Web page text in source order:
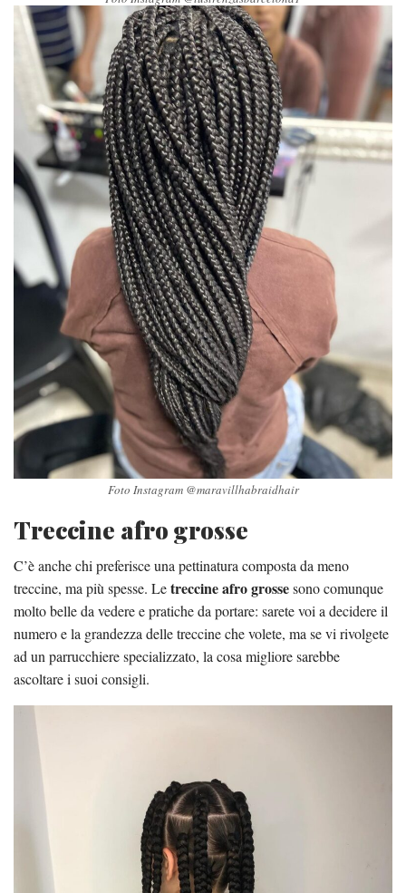
Foto Instagram @maravillhabraidhair
Treccine afro grosse
C’è anche chi preferisce una pettinatura composta da meno
treccine, ma più spesse. Letreccine afro grossesono comunque
molto belle da vedere e pratiche da portare: sarete voi a decidere il
numero e la grandezza delle treccine che volete, ma se vi rivolgete
ad un parrucchiere specializzato, la cosa migliore sarebbe
ascoltare i suoi consigli.